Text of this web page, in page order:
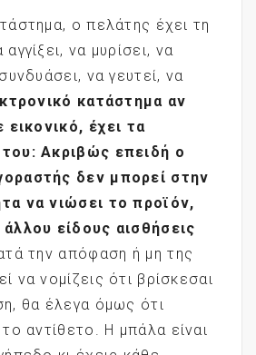
ο πελάτης έχει τη
να μυρίσει, να
να γευτεί, να
κατάστημα αν
εικονικό, έχει τα
Ακριβώς επειδή ο
δεν μπορεί στην
να νιώσει το προϊόν,
είδους αισθήσεις
την απόφαση ή μη της
να νομίζεις ότι βρίσκεσαι
θα έλεγα όμως ότι
αντίθετο. Η μπάλα είναι